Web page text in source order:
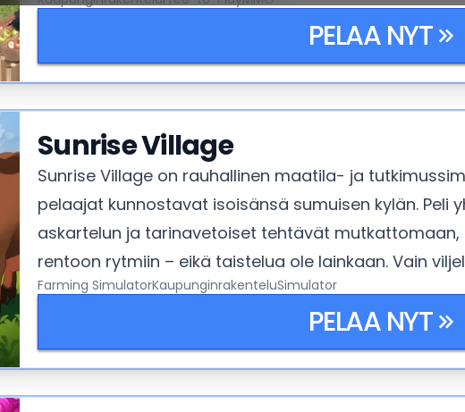
PELAA NYT
Sunrise Village
Sunrise Village on rauhallinen maatila- ja
pelaajat kunnostavat isoisänsä sumuisen kylän. Peli
askartelun ja tarinavetoiset tehtävät
rentoon rytmiin – eikä taistelua ole lainkaan. Vain
Farming SimulatorKaupunginrakenteluSimulator
PELAA NYT